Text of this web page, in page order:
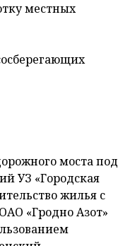
местных
моста под
УЗ «Городская
жилья с
«Гродно Азот»